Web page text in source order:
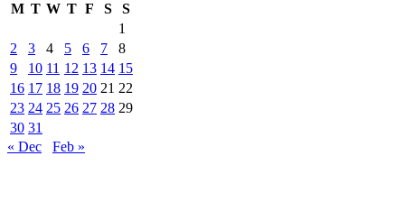
M T W T F S
S
1
2
3 4 5 6 7
8
9
10 11 12 13 14 15
16 17 18 19 20 21 22
23 24 25 26 27 28 29
30 31
« Dec
Feb »